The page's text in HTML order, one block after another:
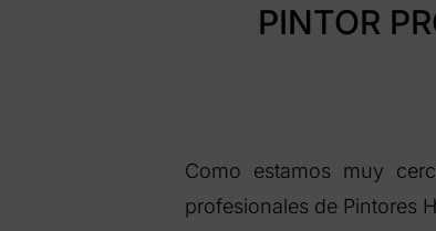
PINTOR
Como estamos muy
profesionales de Pintores